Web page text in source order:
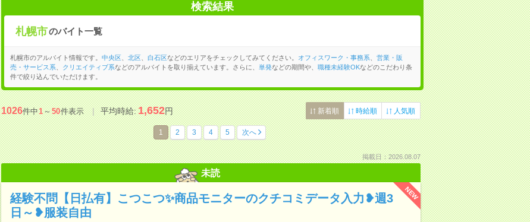
検索結果
札幌市のバイト一覧
札幌市のアルバイト情報です。 中央区、 北区、 白石区などのエリアをチェックしてみてください。 オフィスワーク・事務系
営業・販
売・サービス系
クリエイティブ系などのアルバイトを取り揃えています。さらに、 単発などの期間や、 職種未経験OKなどのこだわり条
件で絞り込んでいただけます。
1026件中1～50件表示 平均時給:1,652円 新着順 時給順 人気順
1 2 3 4 5 次へ
掲載日：2026.08.07
未読
NEW
経験不問【日払有】こつこつ✨商品モニターのクチコミデータ入力❥週3
日～❥服装自由